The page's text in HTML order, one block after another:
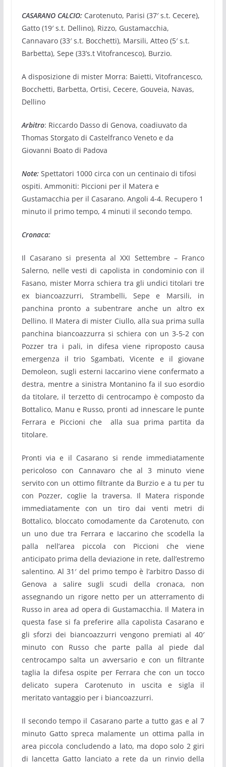
CASARANO CALCIO:Carotenuto, Parisi (37′ s.t. Cecere),
Gatto (19′ s.t. Dellino), Rizzo, Gustamacchia,
Cannavaro (33′ s.t. Bocchetti), Marsili, Atteo (5′ s.t.
Barbetta), Sepe (33’s.t Vitofrancesco), Burzio.
A disposizione di mister Morra: Baietti, Vitofrancesco,
Bocchetti, Barbetta, Ortisi, Cecere, Gouveia, Navas,
Dellino
Arbitro: Riccardo Dasso di Genova, coadiuvato da
Thomas Storgato di Castelfranco Veneto e da
Giovanni Boato di Padova
Note:Spettatori 1000 circa con un centinaio di tifosi
ospiti. Ammoniti: Piccioni per il Matera e
Gustamacchia per il Casarano. Angoli 4-4. Recupero 1
minuto il primo tempo, 4 minuti il secondo tempo.
Cronaca:
Il Casarano si presenta al XXI Settembre – Franco
Salerno, nelle vesti di capolista in condominio con il
Fasano, mister Morra schiera tra gli undici titolari tre
ex biancoazzurri, Strambelli, Sepe e Marsili, in
panchina pronto a subentrare anche un altro ex
Dellino. Il Matera di mister Ciullo, alla sua prima sulla
panchina biancoazzurra si schiera con un 3-5-2 con
Pozzer tra i pali, in difesa viene riproposto causa
emergenza il trio Sgambati, Vicente e il giovane
Demoleon, sugli esterni Iaccarino viene confermato a
destra, mentre a sinistra Montanino fa il suo esordio
da titolare, il terzetto di centrocampo è composto da
Bottalico, Manu e Russo, pronti ad innescare le punte
Ferrara e Piccioni che alla sua prima partita da
titolare.
Pronti via e il Casarano si rende immediatamente
pericoloso con Cannavaro che al 3 minuto viene
servito con un ottimo filtrante da Burzio e a tu per tu
con Pozzer, coglie la traversa. Il Matera risponde
immediatamente con un tiro dai venti metri di
Bottalico, bloccato comodamente da Carotenuto, con
un uno due tra Ferrara e Iaccarino che scodella la
palla nell’area piccola con Piccioni che viene
anticipato prima della deviazione in rete, dall’estremo
salentino. Al 31′ del primo tempo è l’arbitro Dasso di
Genova a salire sugli scudi della cronaca, non
assegnando un rigore netto per un atterramento di
Russo in area ad opera di Gustamacchia. Il Matera in
questa fase si fa preferire alla capolista Casarano e
gli sforzi dei biancoazzurri vengono premiati al 40′
minuto con Russo che parte palla al piede dal
centrocampo salta un avversario e con un filtrante
taglia la difesa ospite per Ferrara che con un tocco
delicato supera Carotenuto in uscita e sigla il
meritato vantaggio per i biancoazzurri.
Il secondo tempo il Casarano parte a tutto gas e al 7
minuto Gatto spreca malamente un ottima palla in
area piccola concludendo a lato, ma dopo solo 2 giri
di lancetta Gatto lanciato a rete da un rinvio della